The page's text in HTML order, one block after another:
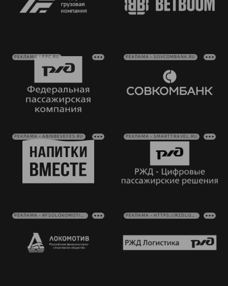
РЕКЛАМА • FPC.RU РЕКЛАМА • SOVCOMBANK.RU
РЕКЛАМА • ABINBEVEFES.RU РЕКЛАМА • SMARTTRAVEL.RU
РЕКЛАМА • RFSOLOKOMOTIV.RU РЕКЛАМА • HTTPS://RZDLOG.RU/